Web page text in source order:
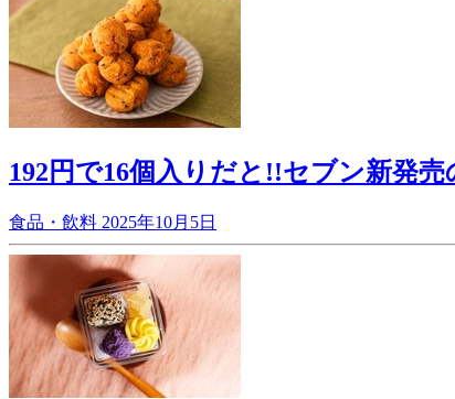
192円で16個入りだと!!セブン新発
食品・飲料 2025年10月5日